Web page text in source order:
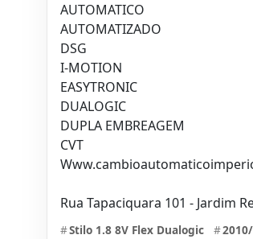
AUTOMATICO
AUTOMATIZADO
DSG
I-MOTION
EASYTRONIC
DUALOGIC
DUPLA EMBREAGEM
CVT
Rua Tapaciquara 101 - Jardim
#Stilo 1.8 8V Flex Dualogic #